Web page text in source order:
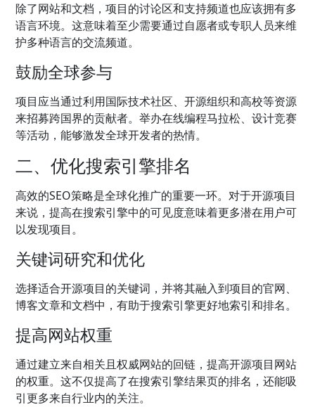
除了网站和文档，项目的讨论区和支持频道也应该拥有多
语言环境。这意味着至少需要通过自愿者或专职人员来维
护多种语言的交流频道。
鼓励全球参与
项目应当通过利用国际技术社区、开源组织和高校等资源
来招募跨国界的贡献者。举办在线编程马拉松、设计竞赛
等活动，能够激发全球开发者的热情。
二、优化搜索引擎排名
高效的SEO策略是全球化推广的重要一环。对于开源项目
来说，提高在搜索引擎中的可见度意味着更多潜在用户可
以发现项目。
关键词研究和优化
选择适合开源项目的关键词，并将其融入到项目的官网、
博客文章和文档中，有助于搜索引擎更好地索引和排名。
提高网站权重
通过建立来自相关且权威网站的回链，提高开源项目网站
的权重。这不仅提高了在搜索引擎结果页的排名，还能吸
引更多来自行业内的关注。